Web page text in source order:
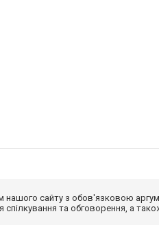
нашого сайту з обов'язковою
та обговорення, а